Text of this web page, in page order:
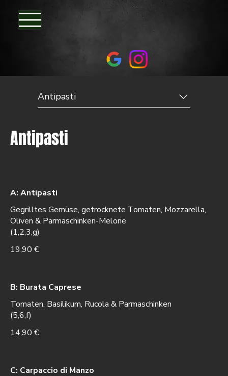
Antipasti
Antipasti
A: Antipasti
Gegrilltes Gemüse, getrocknete Tomaten, Mozzarella,
Oliven & Parmaschinken-Melone
(1,2,3,g)
19,90 €
B: Burata Caprese
Tomaten, Basilikum, Rucola & Parmaschinken
(5,6,f)
14,90 €
C: Carpaccio di Manzo